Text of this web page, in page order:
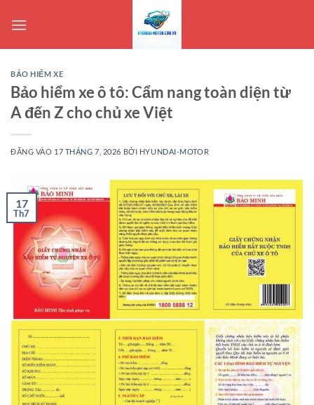
qua
BẢO HIỂM XE
Bảo hiểm xe ô tô: Cẩm nang toàn diện từ
A đến Z cho chủ xe Việt
ĐĂNG VÀO 17 THÁNG 7, 2026 BỞI HYUNDAI-MOTOR
17
Th7